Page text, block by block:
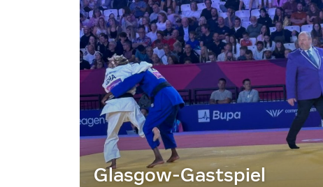
Glasgow-Gastspiel